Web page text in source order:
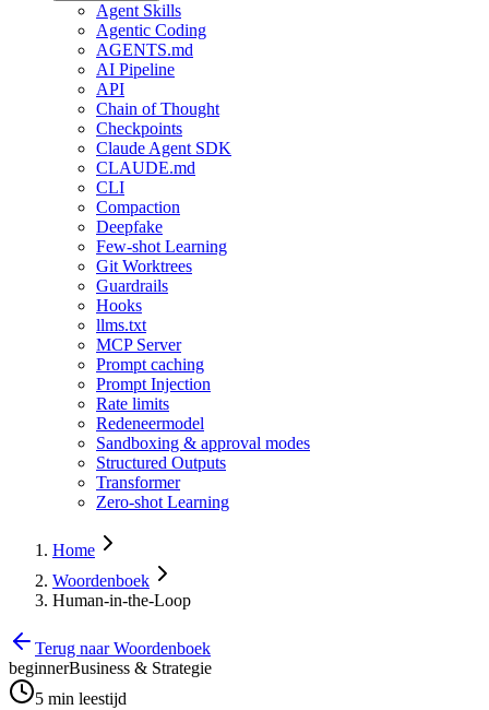
Agent Skills
Agentic Coding
AGENTS.md
AI Pipeline
API
Chain of Thought
Checkpoints
Claude Agent SDK
CLAUDE.md
CLI
Compaction
Deepfake
Few-shot Learning
Git Worktrees
Guardrails
Hooks
llms.txt
MCP Server
Prompt caching
Prompt Injection
Rate limits
Redeneermodel
Sandboxing & approval modes
Structured Outputs
Transformer
Zero-shot Learning
Home
Woordenboek
Human-in-the-Loop
Terug naar Woordenboek
beginnerBusiness & Strategie
5 min leestijd